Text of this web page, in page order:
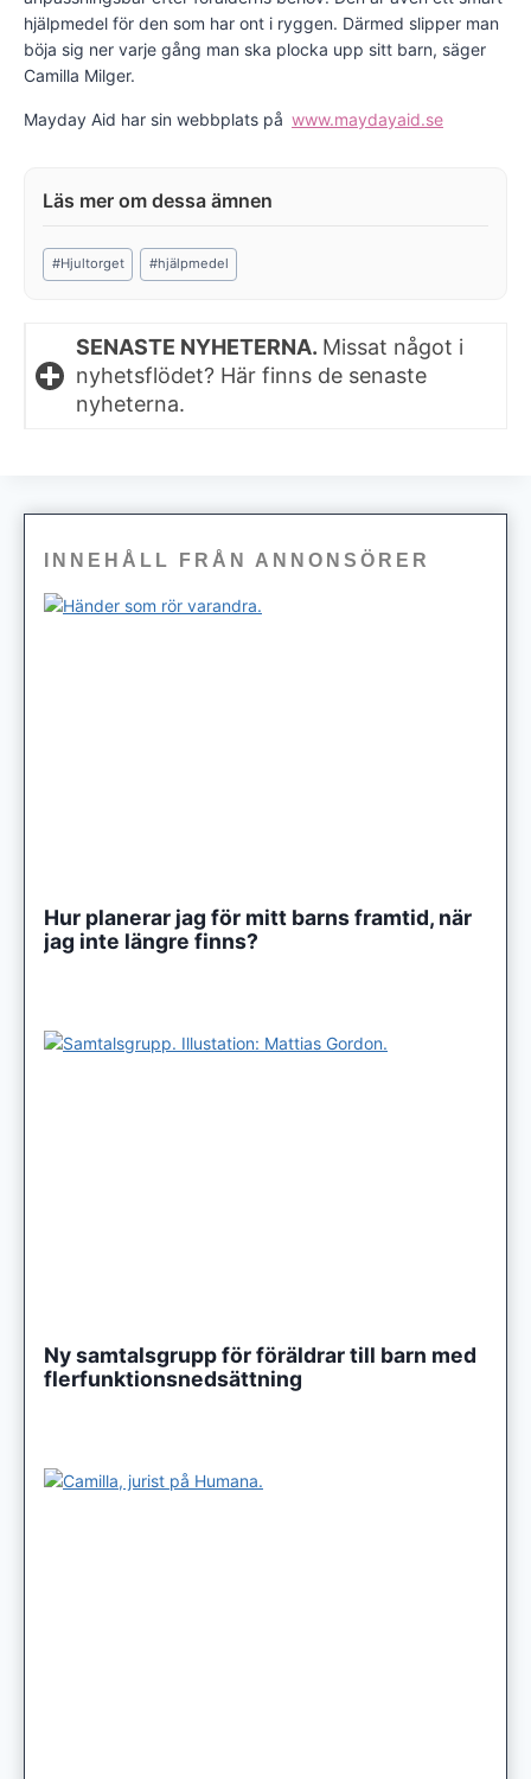
hjälpmedel för den som har ont i ryggen. Därmed slipper man
böja sig ner varje gång man ska plocka upp sitt barn, säger
Camilla Milger.
Mayday Aid har sin webbplats på www.maydayaid.se
Post
Tags:
#Hjultorget #hjälpmedel
SENASTE NYHETERNA. Missat något i
nyhetsflödet? Här finns de senaste
nyheterna.
INNEHÅLL FRÅN ANNONSÖRER
Hur planerar jag för mitt barns framtid, när
jag inte längre finns?
Ny samtalsgrupp för föräldrar till barn med
flerfunktionsnedsättning